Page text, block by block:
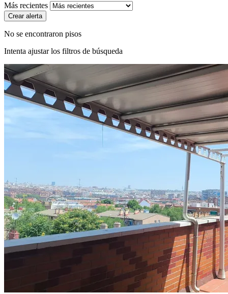
Más recientes
Crear alerta
No se encontraron pisos
Intenta ajustar los filtros de búsqueda